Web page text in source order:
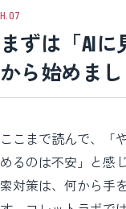
まずは「AI
から始めまし
ここまで読んで、「
めるのは不安」と感
索対策は、何から手